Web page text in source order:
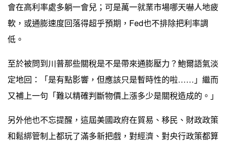
會在高利率處多躺一會兒；可是萬一就業市場哪天嚇人地疲
軟，或通膨速度回落得超乎預期，Fed也不排除把利率調
低。
至於被問到川普那些關稅是不是帶來通膨壓力？鮑爾語氣淡
定地回：「是有點影響，但應該只是暫時性的啦……」繼而
又補上一句「難以精確判斷物價上漲多少是關稅造成的。」
另外他也不忘提醒，這屆美國政府在貿易、移民、財政政策
和鬆綁管制上都玩了滿多新把戲，對經濟、對央行政策都算